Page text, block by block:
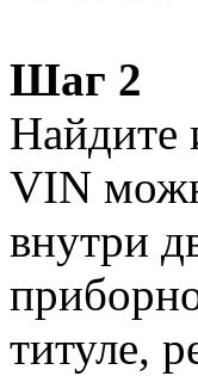
Шаг 2
Найдите
VIN
внутри
титуле,